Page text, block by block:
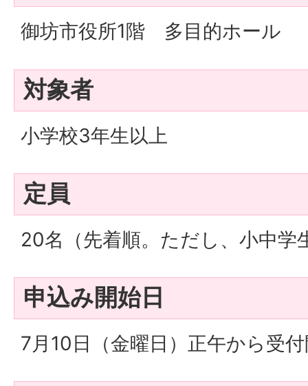
御坊市役所1階 多目的ホール
対象者
小学校3年生以上
定員
20名（先着順。ただし、小中学
申込み開始日
7月10日（金曜日）正午から受